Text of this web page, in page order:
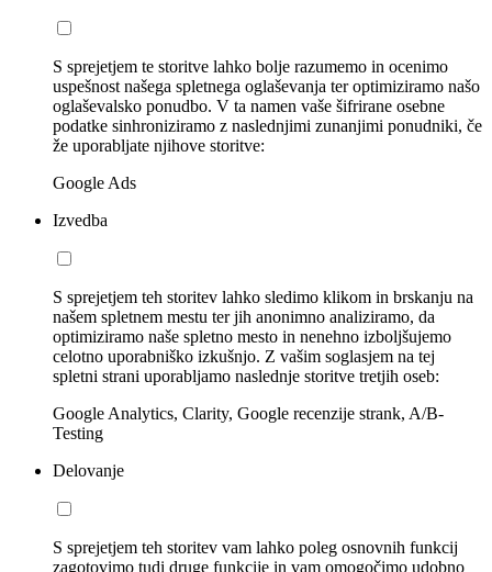
S sprejetjem te storitve lahko bolje razumemo in ocenimo
uspešnost našega spletnega oglaševanja ter optimiziramo našo
oglaševalsko ponudbo. V ta namen vaše šifrirane osebne
podatke sinhroniziramo z naslednjimi zunanjimi ponudniki, če
že uporabljate njihove storitve:
Google Ads
Izvedba
S sprejetjem teh storitev lahko sledimo klikom in brskanju na
našem spletnem mestu ter jih anonimno analiziramo, da
optimiziramo naše spletno mesto in nenehno izboljšujemo
celotno uporabniško izkušnjo. Z vašim soglasjem na tej
spletni strani uporabljamo naslednje storitve tretjih oseb:
Google Analytics, Clarity, Google recenzije strank, A/B-
Testing
Delovanje
S sprejetjem teh storitev vam lahko poleg osnovnih funkcij
zagotovimo tudi druge funkcije in vam omogočimo udobno